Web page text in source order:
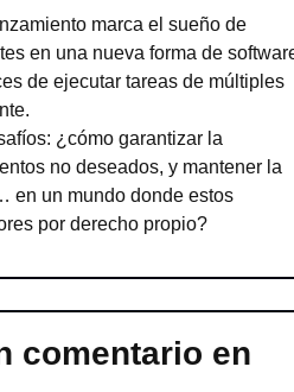
marca el sueño de
en una nueva forma de
de ejecutar tareas de múltiples
¿cómo garantizar la
no deseados, y mantener la
en un mundo donde estos
por derecho propio?
comentario en